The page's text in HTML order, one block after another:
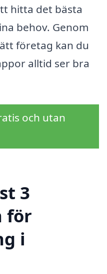
hitta det bästa
behov. Genom
företag kan du
alltid ser bra
och utan
3
för
i